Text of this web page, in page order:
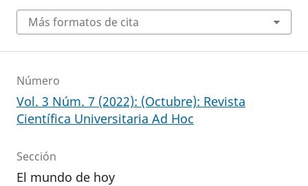
Más formatos de cita
Número
Vol. 3 Núm. 7 (2022): (Octubre): Revista
Científica Universitaria Ad Hoc
Sección
El mundo de hoy